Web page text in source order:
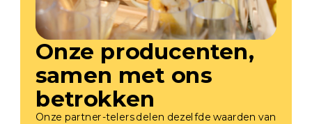
Onze producenten,
samen met ons
betrokken
Onze partner-telers delen dezelfde waarden van